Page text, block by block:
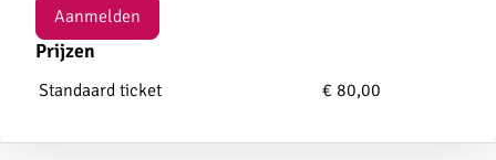
Aanmelden
Prijzen
Standaard ticket € 80,00